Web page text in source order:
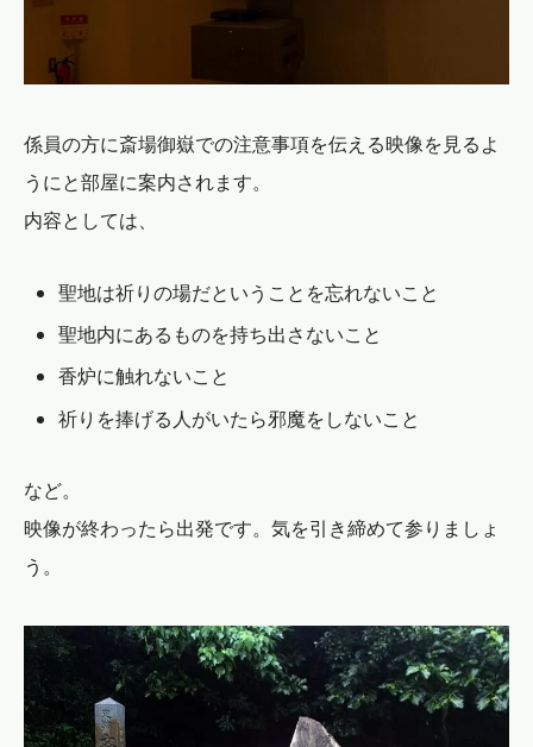
係員の方に斎場御嶽での注意事項を伝える映像を見るよ
うにと部屋に案内されます。
内容としては、
聖地は祈りの場だということを忘れないこと
聖地内にあるものを持ち出さないこと
香炉に触れないこと
祈りを捧げる人がいたら邪魔をしないこと
など。
映像が終わったら出発です。気を引き締めて参りましょ
う。